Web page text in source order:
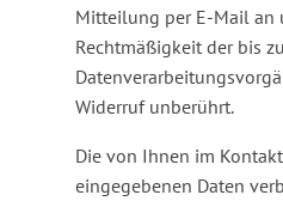
Mitteilung per E-Mail an
Rechtmäßigkeit der bis
Widerruf unberührt.
Die von Ihnen im
eingegebenen Daten